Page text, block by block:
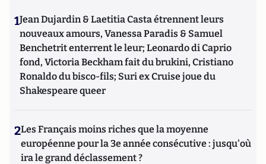
1Jean Dujardin & Laetitia Casta étrennent leurs
nouveaux amours, Vanessa Paradis & Samuel
Benchetrit enterrent le leur; Leonardo di Caprio
fond, Victoria Beckham fait du brukini, Cristiano
Ronaldo du bisco-fils; Suri ex Cruise joue du
Shakespeare queer
2Les Français moins riches que la moyenne
européenne pour la 3e année consécutive : jusqu'où
ira le grand déclassement ?